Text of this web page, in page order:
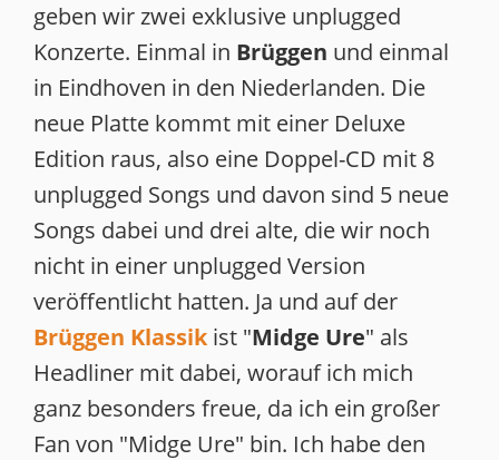
geben wir zwei exklusive unplugged
Konzerte. Einmal in Brüggen und einmal
in Eindhoven in den Niederlanden. Die
neue Platte kommt mit einer Deluxe
Edition raus, also eine Doppel-CD mit 8
unplugged Songs und davon sind 5 neue
Songs dabei und drei alte, die wir noch
nicht in einer unplugged Version
veröffentlicht hatten. Ja und auf der
Brüggen Klassikist "Midge Ure" als
Headliner mit dabei, worauf ich mich
ganz besonders freue, da ich ein großer
Fan von "Midge Ure" bin. Ich habe den